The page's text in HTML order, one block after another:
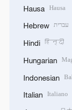
Hausa Hausa
Hebrew עברית
Hindi हिन्दी
Hungarian
Indonesian
Italian Italiano